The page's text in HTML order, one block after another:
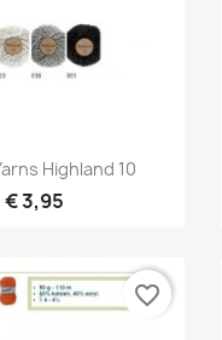
bekijken
Highland 10
€ 3,95
favorite_border